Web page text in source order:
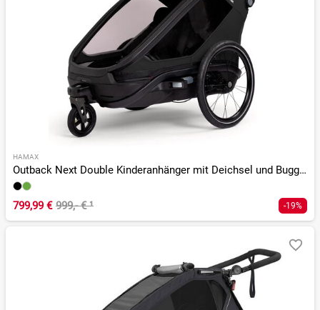
HAMAX
Outback Next Double Kinderanhänger mit Deichsel und Buggyrad
799,99 € 999,- €¹ -19%